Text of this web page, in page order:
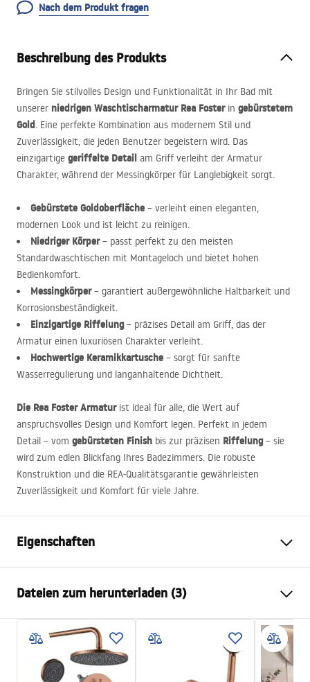
Nach dem Produkt fragen
Beschreibung des Produkts
Bringen Sie stilvolles Design und Funktionalität in Ihr Bad mit
unserer niedrigen Waschtischarmatur Rea Fosterin gebürstetem
Gold. Eine perfekte Kombination aus modernem Stil und
Zuverlässigkeit, die jeden Benutzer begeistern wird. Das
einzigartige geriffelte Detail am Griff verleiht der Armatur
Charakter, während der Messingkörper für Langlebigkeit sorgt.
Gebürstete Goldoberfläche – verleiht einen eleganten,
modernen Look und ist leicht zu reinigen.
Niedriger Körper– passt perfekt zu den meisten
Standardwaschtischen mit Montageloch und bietet hohen
Bedienkomfort.
Messingkörper– garantiert außergewöhnliche Haltbarkeit und
Korrosionsbeständigkeit.
Einzigartige Riffelung– präzises Detail am Griff, das der
Armatur einen luxuriösen Charakter verleiht.
Hochwertige Keramikkartusche – sorgt für sanfte
Wasserregulierung und langanhaltende Dichtheit.
Die Rea Foster Armaturist ideal für alle, die Wert auf
anspruchsvolles Design und Komfort legen. Perfekt in jedem
Detail – vom gebürsteten Finish bis zur präzisen Riffelung– sie
wird zum edlen Blickfang Ihres Badezimmers. Die robuste
Konstruktion und die REA-Qualitätsgarantie gewährleisten
Zuverlässigkeit und Komfort für viele Jahre.
Eigenschaften
Montageart
Standarmatur
Farbe
Gebürstetes Gold
Auslaufart
Feststehend
Material
Dateien zum herunterladen (3)
Garantiebedingungen
Warranty_Terms_and_Conditions_Faucets_-_5.pdf